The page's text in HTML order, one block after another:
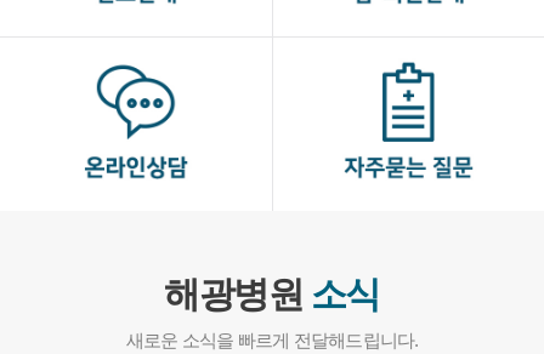
해광병원 소식
새로운 소식을 빠르게 전달해드립니다.